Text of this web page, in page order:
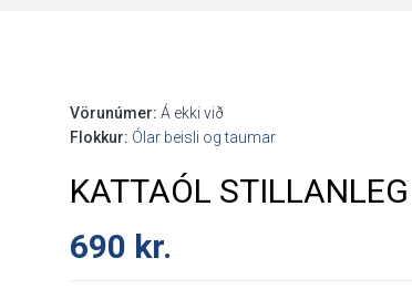
Vörunúmer: Á ekki við
Flokkur: Ólar beisli og taumar
KATTAÓL STILLANLEG
690 kr.